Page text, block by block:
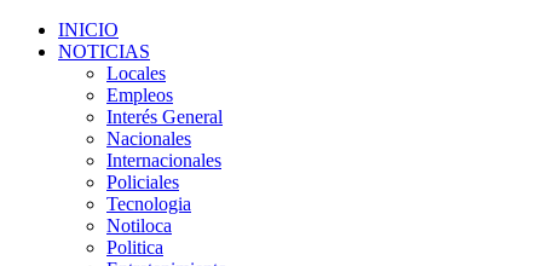
INICIO
NOTICIAS
Locales
Empleos
Interés General
Nacionales
Internacionales
Policiales
Tecnologia
Notiloca
Politica